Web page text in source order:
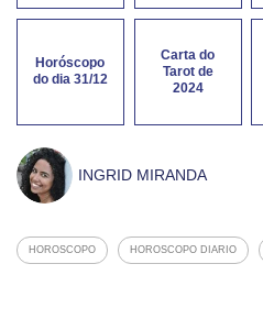
Horóscopo
do dia 31/12
Carta do
Tarot de
2024
INGRID MIRANDA
HOROSCOPO HOROSCOPO DIARIO